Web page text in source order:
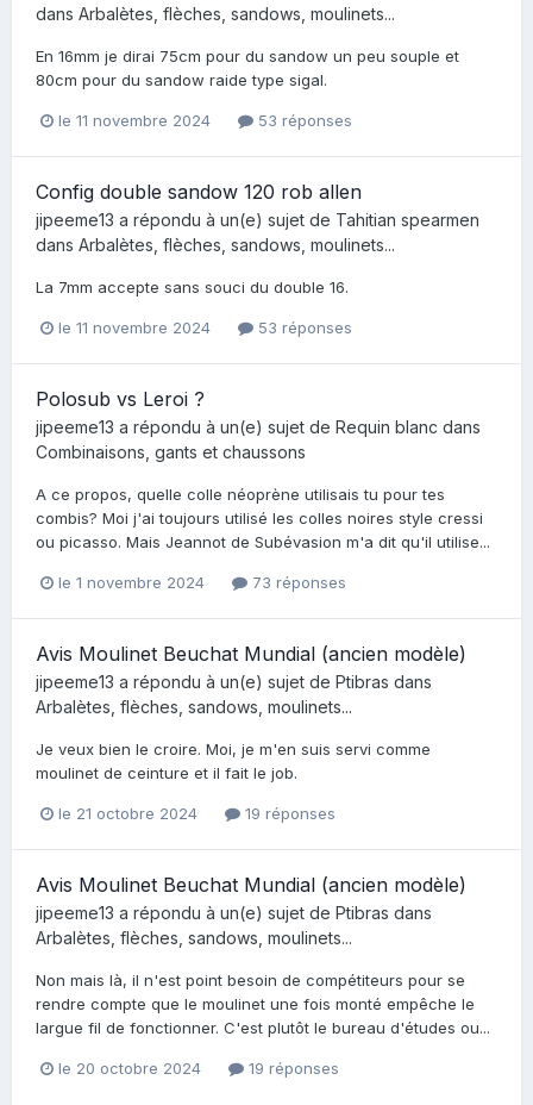
dans Arbalètes, flèches, sandows, moulinets...
En 16mm je dirai 75cm pour du sandow un peu souple et
80cm pour du sandow raide type sigal.
le 11 novembre 2024 53 réponses
Config double sandow 120 rob allen
jipeeme13 a répondu à un(e) sujet de Tahitian spearmen
dans Arbalètes, flèches, sandows, moulinets...
La 7mm accepte sans souci du double 16.
le 11 novembre 2024 53 réponses
Polosub vs Leroi ?
jipeeme13 a répondu à un(e) sujet de Requin blanc dans
Combinaisons, gants et chaussons
A ce propos, quelle colle néoprène utilisais tu pour tes
combis? Moi j'ai toujours utilisé les colles noires style cressi
ou picasso. Mais Jeannot de Subévasion m'a dit qu'il utilise...
le 1 novembre 2024 73 réponses
Avis Moulinet Beuchat Mundial (ancien modèle)
jipeeme13 a répondu à un(e) sujet de Ptibras dans
Arbalètes, flèches, sandows, moulinets...
Je veux bien le croire. Moi, je m'en suis servi comme
moulinet de ceinture et il fait le job.
le 21 octobre 2024 19 réponses
Avis Moulinet Beuchat Mundial (ancien modèle)
jipeeme13 a répondu à un(e) sujet de Ptibras dans
Arbalètes, flèches, sandows, moulinets...
Non mais là, il n'est point besoin de compétiteurs pour se
rendre compte que le moulinet une fois monté empêche le
largue fil de fonctionner. C'est plutôt le bureau d'études ou...
le 20 octobre 2024 19 réponses